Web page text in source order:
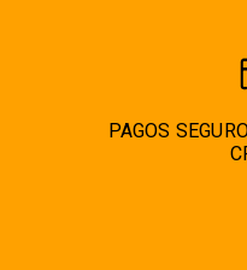
PAGOS